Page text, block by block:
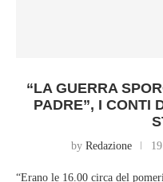
“LA GUERRA
PADRE”, I CONTI
by Redazione
“Erano le 16.00 circa del